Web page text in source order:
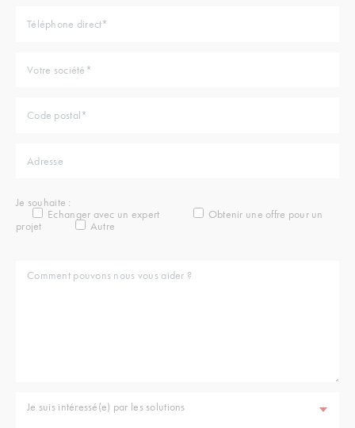
Je souhaite :
Echanger avec un expert
Obtenir une offre pour un
projet
Autre
Je suis intéressé(e) par les solutions